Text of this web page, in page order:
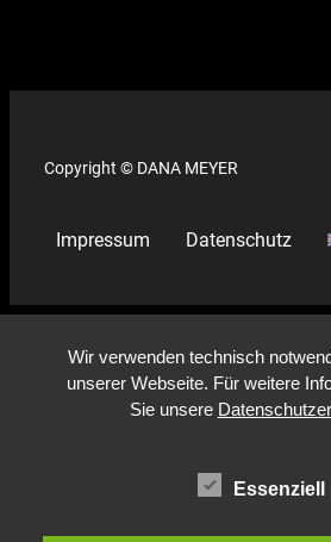
Copyright © DANA MEYER
Impressum Datenschutz
Wir verwenden technisch
unserer Webseite. Für weitere
Sie unsere
Essenziell